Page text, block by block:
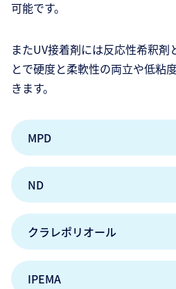
可能です。
またUV接着剤には反応性希釈剤
とで硬度と柔軟性の両立や低粘
きます。
MPD
ND
クラレポリオール
IPEMA